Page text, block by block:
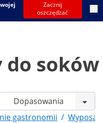
Zacznij
oszczędzać
do soków
gastronomii /